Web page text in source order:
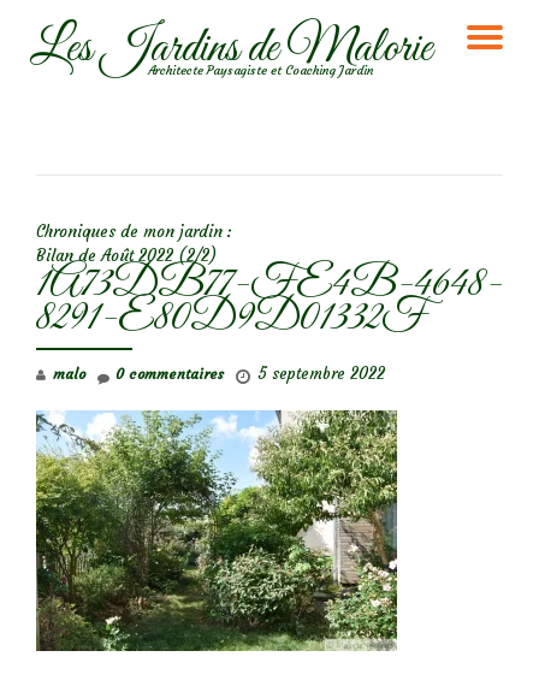
AllerLes Jardins de Malorie
Architecte Paysagiste et Coaching Jardin
Chroniques de mon jardin :
Bilan de Août 2022 (2/2)
1A73DB77-FE4B-4648-
8291-E80D9D01332F
malo 5 septembre 2022
0 commentaires